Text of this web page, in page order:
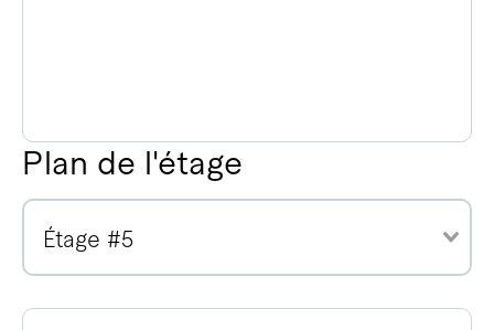
Plan de l'étage
Étage #5